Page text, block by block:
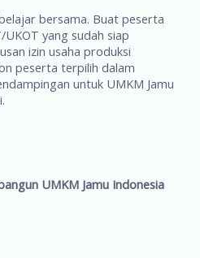
bersama. Buat peserta
yang sudah siap
izin usaha produksi
peserta terpilih dalam
untuk UMKM Jamu
UMKM Jamu Indonesia